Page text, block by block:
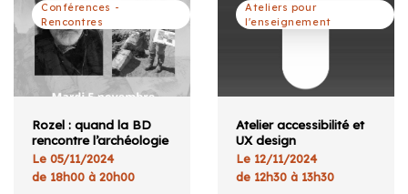
Conférences -
Rencontres
Rozel : quand la BD
rencontre l’archéologie
Le 05/11/2024
de 18h00 à 20h00
Ateliers pour
l'enseignement
Atelier accessibilité et
UX design
Le 12/11/2024
de 12h30 à 13h30